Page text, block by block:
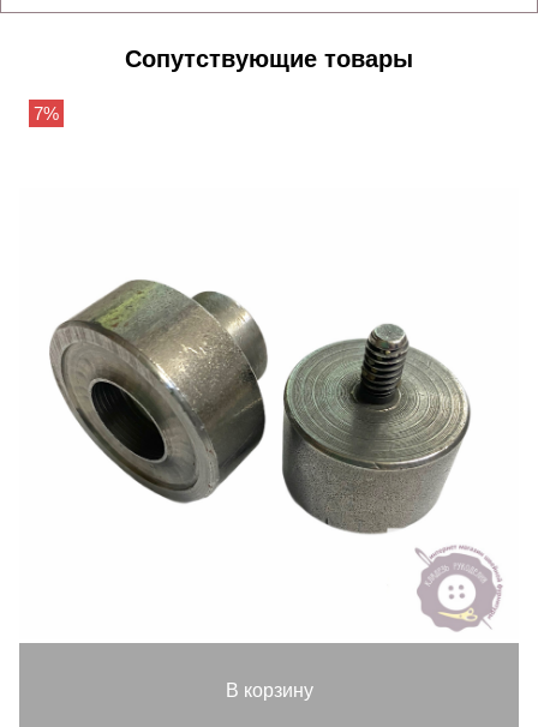
Сопутствующие товары
В корзину
7%